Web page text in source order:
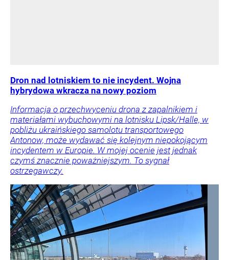
Dron nad lotniskiem to nie incydent. Wojna
hybrydowa wkracza na nowy poziom
Informacja o przechwyceniu drona z zapalnikiem i
materiałami wybuchowymi na lotnisku Lipsk/Halle, w
pobliżu ukraińskiego samolotu transportowego
Antonow, może wydawać się kolejnym niepokojącym
incydentem w Europie. W mojej ocenie jest jednak
czymś znacznie poważniejszym. To sygnał
ostrzegawczy.